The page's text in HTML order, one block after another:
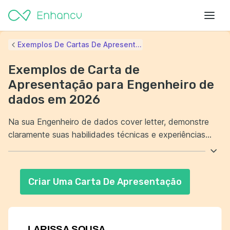
Exemplos De Cartas De Apresent...
Exemplos de Carta de
Apresentação para Engenheiro de
dados em 2026
Na sua Engenheiro de dados cover letter, demonstre
claramente suas habilidades técnicas e experiências
relevantes na área de engenharia de dados. Destaque
habilidades para resolver problemas complexos. Além
disso, enfatize sua capacidade de colaborar com
com stakeholders. Mostre seu comprometimento com o
aprendizado contínuo e como você se mantém
Criar Uma Carta De Apresentação